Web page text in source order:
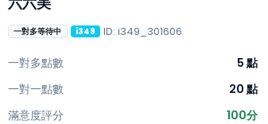
一對多等待中 i349 ID: i349_301606
一對多點數
5 點
一對一點數
20 點
滿意度評分
100分